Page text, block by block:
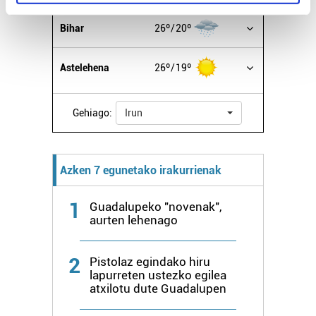
specific characteristics (fingerprinting)
Find out more about how your personal data is processed
details section
Guk eta gure bazkideek zure datu pertsonalak
teknologia erabiliz, cookieak adibidez, iragarki eta eduki
pertsonalizatuak eskaintzeko, iragarkiak eta edukia
produktuak garatzeko. Zure datuak nork eta zertarako
erabiltzen dituen hauta dezakezu.
Bazkide batzuek ez dizute baimenik eskatzen, eta beren
interes komertzial legitimoetan babesten dira. Ikusi gure
bazkideen zerrenda, beren ustez zein helburutarako
duten interes legitimoa eta horren aurka nola egin
dezakezun ikusteko.
Lortu zure datu pertsonalak prozesatzeko moduari
Bihar 26º 20º
Astelehena 26º 19º
Gehiago: Irun
Azken 7 egunetako irakurrienak
1
Guadalupeko "novenak",
aurten lehenago
2
Pistolaz egindako hiru
lapurreten ustezko egilea
atxilotu dute Guadalupen